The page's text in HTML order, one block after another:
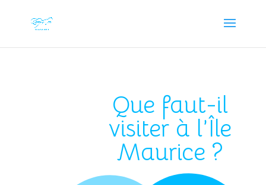
Que faut-il
visiter à l’Île
Maurice ?